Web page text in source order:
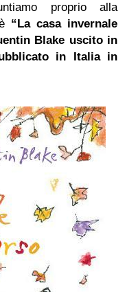
proprio alla
“La casa invernale
Blake uscito in
in Italia in